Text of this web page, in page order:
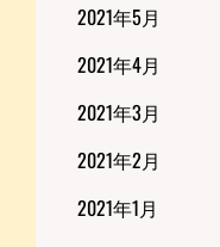
2021年5月
2021年4月
2021年3月
2021年2月
2021年1月